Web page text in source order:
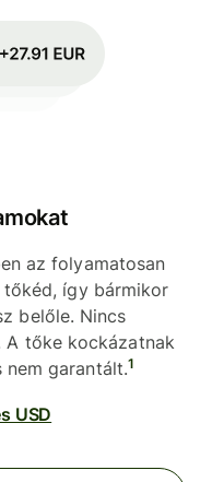
az folyamatosan
így bármikor
belőle. Nincs
A tőke kockázatnak
nem garantált.1
USD